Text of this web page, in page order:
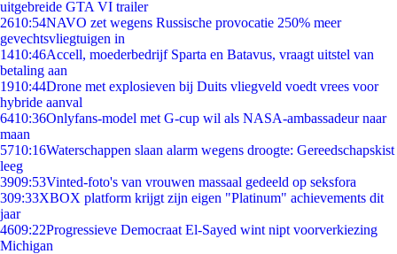
uitgebreide GTA VI trailer
2610:54NAVO zet wegens Russische provocatie 250% meer
gevechtsvliegtuigen in
1410:46Accell, moederbedrijf Sparta en Batavus, vraagt uitstel van
betaling aan
1910:44Drone met explosieven bij Duits vliegveld voedt vrees voor
hybride aanval
6410:36Onlyfans-model met G-cup wil als NASA-ambassadeur naar
maan
5710:16Waterschappen slaan alarm wegens droogte: Gereedschapskist
leeg
3909:53Vinted-foto's van vrouwen massaal gedeeld op seksfora
309:33XBOX platform krijgt zijn eigen "Platinum" achievements dit
jaar
4609:22Progressieve Democraat El-Sayed wint nipt voorverkiezing
Michigan